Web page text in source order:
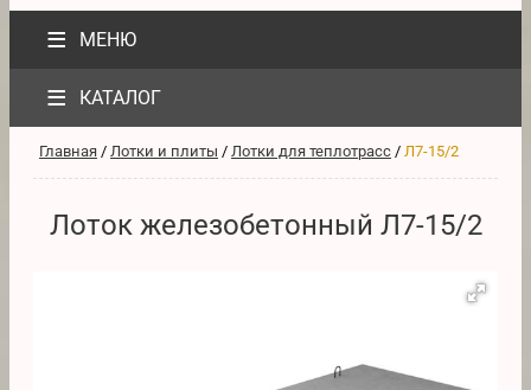
≡ МЕНЮ
≡ КАТАЛОГ
Главная / Лотки и плиты / Лотки для теплотрасс / Л7-15/2
Лоток железобетонный Л7-15/2